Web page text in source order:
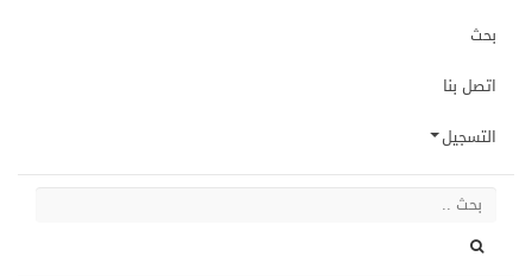
بحث
اتصل بنا
التسجيل